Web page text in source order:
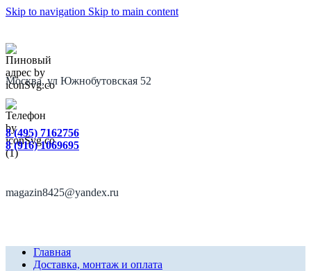
Skip to navigation Skip to main content
Москва, ул Южнобутовская 52
8 (495) 7162756
8 (916) 1069695
magazin8425@yandex.ru
Главная
Доставка, монтаж и оплата